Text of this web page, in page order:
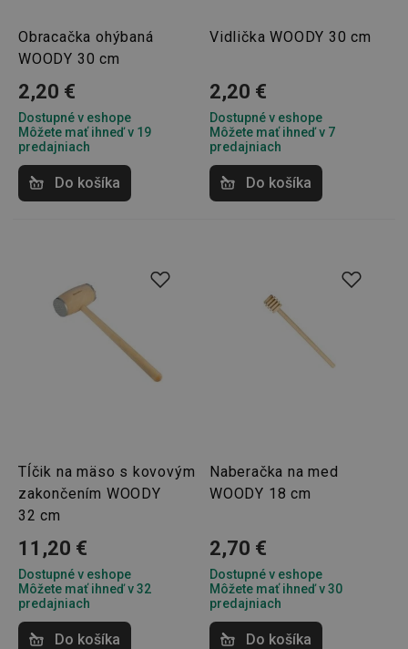
Obracačka ohýbaná
WOODY 30 cm
2,20 €
Dostupné v eshope
Môžete mať ihneď v 19
predajniach
Do košíka
Vidlička WOODY 30 cm
2,20 €
Dostupné v eshope
Môžete mať ihneď v 7
predajniach
Do košíka
Tĺčik na mäso s kovovým
zakončením WOODY
32 cm
11,20 €
Dostupné v eshope
Môžete mať ihneď v 32
predajniach
Do košíka
Naberačka na med
WOODY 18 cm
2,70 €
Dostupné v eshope
Môžete mať ihneď v 30
predajniach
Do košíka
Základné (funkčné) cookies
Analytické a preferenčné cookies
Marketingové cookies
správne používať bez nevyhnutne potrebných
súborov cookie.
Názov
Poskytovateľ
receive-cookie-deprecation
cjConsent .tescoma.sk
Google
Privacy Policy